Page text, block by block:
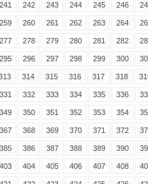
241 242 243 244 245 246
259 260 261 262 263 264
277 278 279 280 281 282
295 296 297 298 299 300
314 315 316 317 318
331 332 333 334 335 336
349 350 351 352 353 354
367 368 369 370 371 372
385 386 387 388 389 390
403 404 405 406 407 408